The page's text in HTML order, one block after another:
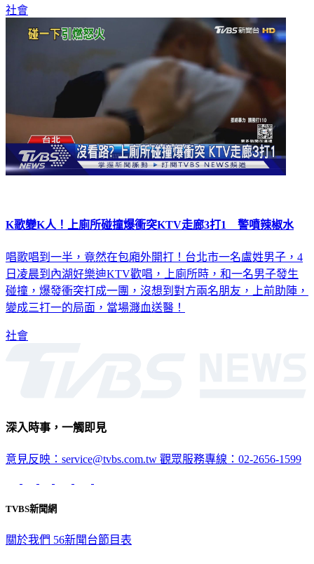
社會
K歌變K人！上廁所碰撞爆衝突KTV走廊3打1 警噴辣椒水
唱歌唱到一半，竟然在包廂外開打！台北市一名盧姓男子，4
日凌晨到內湖好樂迪KTV歡唱，上廁所時，和一名男子發生
碰撞，爆發衝突打成一團，沒想到對方兩名朋友，上前助陣，
變成三打一的局面，當場濺血送醫！
社會
深入時事，一觸即見
意見反映：service@tvbs.com.tw 觀眾服務專線：02-2656-1599
TVBS新聞網
關於我們 56新聞台節目表